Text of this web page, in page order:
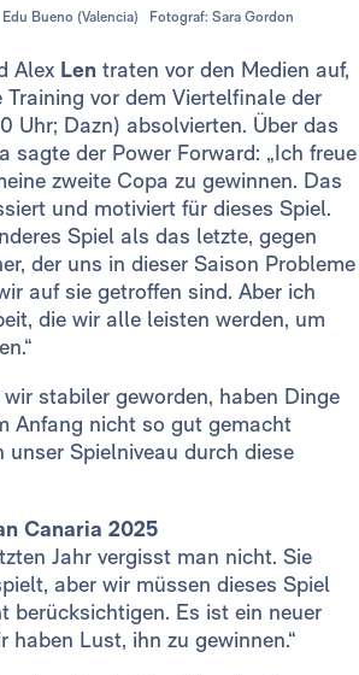
Edu Bueno (Valencia) Fotograf: Sara Gordon
Alex Len traten vor den Medien auf,
Training vor dem Viertelfinale der
Uhr; Dazn) absolvierten. Über das
sagte der Power Forward: „Ich freue
zweite Copa zu gewinnen. Das
und motiviert für dieses Spiel.
Spiel als das letzte, gegen
der uns in dieser Saison Probleme
auf sie getroffen sind. Aber ich
die wir alle leisten werden, um
stabiler geworden, haben Dinge
Anfang nicht so gut gemacht
unser Spielniveau durch diese
Canaria 2025
Jahr vergisst man nicht. Sie
aber wir müssen dieses Spiel
berücksichtigen. Es ist ein neuer
haben Lust, ihn zu gewinnen.“